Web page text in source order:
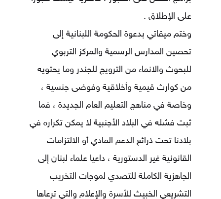
على الإطلاق .
وختم ميقاتي بدعوة الحكومة اللبنانية إلى
تحصين المدارس الرسمية والمركز التربوي
للبحوث والانماء من الترويج للجندر وما يحتويه
من كوارث قيمية وأخلاقية وفوضى جنسية ،
وخاصة في مناهج التعليم العام الجديدة ، فما
ثبت فشله في البلاد الأجنبية لا يمكن تكراره في
بلادنا تحت ذرائع الدعم المادي أو الالتزامات
القانونية غير الدستورية ، داعيا علماء لبنان إلى
الجاهزية الكاملة للتصدي لموجات التخريب
التشريعي الخبيث للأسرة والإعلام والتي ترعاها